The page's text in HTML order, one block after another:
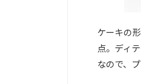
ケーキの
点。ディ
なので、